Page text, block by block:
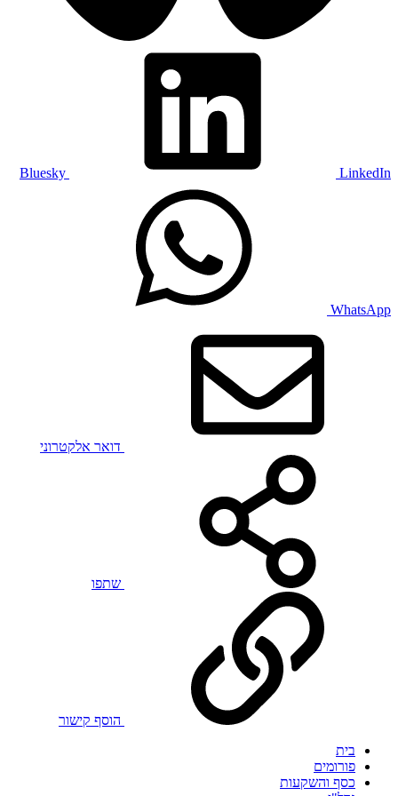
Bluesky LinkedIn
WhatsApp
דואר אלקטרוני
שתפו
הוסף קישור
בית
פורומים
כסף והשקעות